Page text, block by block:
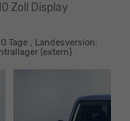
Zoll Display
Tage , Landesversion:
(extern)